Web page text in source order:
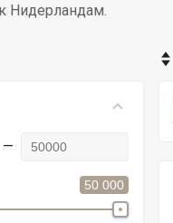
Нидерландам.
—
50 000